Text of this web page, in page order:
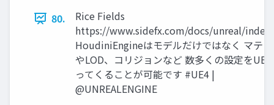
80.
Rice Fields
https://www.sidefx.com/docs/unreal/
HoudiniEngineはモデルだけではなく マテ
やLOD、コリジョンなど 数多くの設定を
ってくることが可能です #UE4 |
@UNREALENGINE